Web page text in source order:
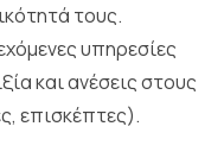
τους.
υπηρεσίες
και ανέσεις στους
επισκέπτες).